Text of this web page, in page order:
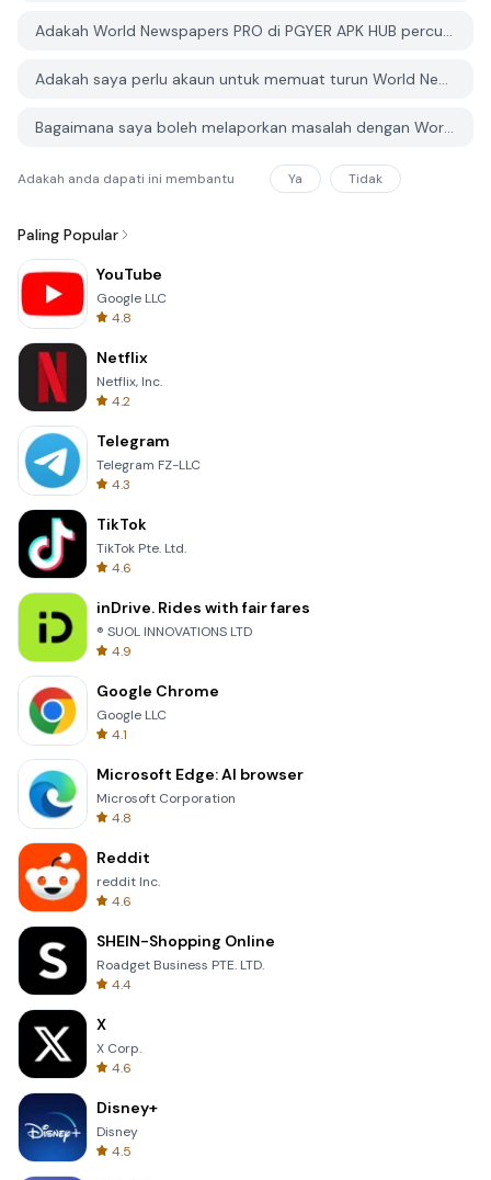
Adakah World Newspapers PRO di PGYER APK HUB percuma untuk dimuat turun?
Adakah saya perlu akaun untuk memuat turun World Newspapers PRO dari PGYER APK HUB?
Bagaimana saya boleh melaporkan masalah dengan World Newspapers PRO di PGYER APK HUB?
Adakah anda dapati ini membantu Ya Tidak
Paling Popular
YouTube
Google LLC
4.8
Netflix
Netflix, Inc.
4.2
Telegram
Telegram FZ-LLC
4.3
TikTok
TikTok Pte. Ltd.
4.6
inDrive. Rides with fair fares
® SUOL INNOVATIONS LTD
4.9
Google Chrome
Google LLC
4.1
Microsoft Edge: AI browser
Microsoft Corporation
4.8
Reddit
reddit Inc.
4.6
SHEIN-Shopping Online
Roadget Business PTE. LTD.
4.4
X
X Corp.
4.6
Disney+
Disney
4.5